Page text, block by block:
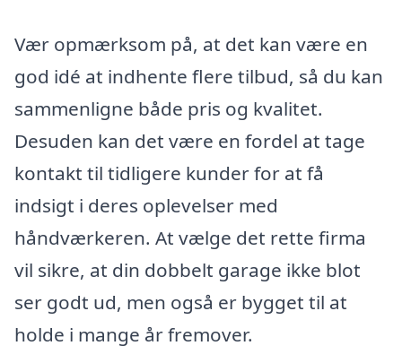
Vær opmærksom på, at det kan være en
god idé at indhente flere tilbud, så du kan
sammenligne både pris og kvalitet.
Desuden kan det være en fordel at tage
kontakt til tidligere kunder for at få
indsigt i deres oplevelser med
håndværkeren. At vælge det rette firma
vil sikre, at din dobbelt garage ikke blot
ser godt ud, men også er bygget til at
holde i mange år fremover.